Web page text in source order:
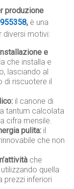
produzione
, è una
diversi motivi:
e
che installa e
lasciando al
riscuotere il
il canone di
tantum calcolata
cifra mensile.
pulita: il
che non
che
utilizzando quella
prezzi inferiori